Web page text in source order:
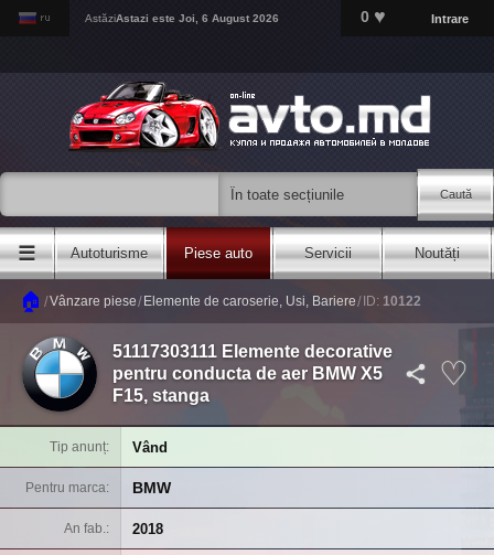
AstăziAstazi este Joi, 6 August 2026 0 ♥ Intrare
Caută
☰ Autoturisme Piese auto Servicii Noutăți
🏠 /Vânzare piese/ Elemente de caroserie, Usi, Bariere/ ID: 10122
51117303111 Elemente decorative
pentru conducta de aer BMW X5
F15, stanga
Tip anunț Vând
Pentru marca BMW
An fab. 2018